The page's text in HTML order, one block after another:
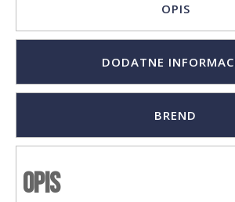
OPIS
DODATNE
BREND
Opis